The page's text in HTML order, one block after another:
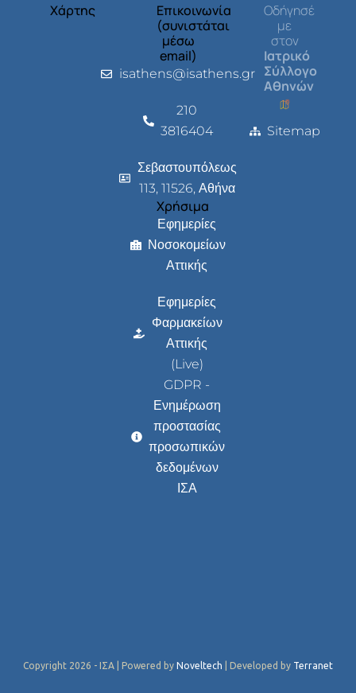
Χάρτης
Επικοινωνία
(συνιστάται
μέσω
email)
isathens@isathens.gr
210
3816404
Σεβαστουπόλεως
113, 11526, Αθήνα
Χρήσιμα
Εφημερίες
Νοσοκομείων
Αττικής
Εφημερίες
Φαρμακείων
Αττικής
(Live)
GDPR -
Ενημέρωση
προστασίας
προσωπικών
δεδομένων
ΙΣΑ
Οδήγησέ
με
στον
Ιατρικό
Σύλλογο
Αθηνών
Sitemap
Copyright 2026 - ΙΣΑ | Powered by Noveltech | Developed by Terranet